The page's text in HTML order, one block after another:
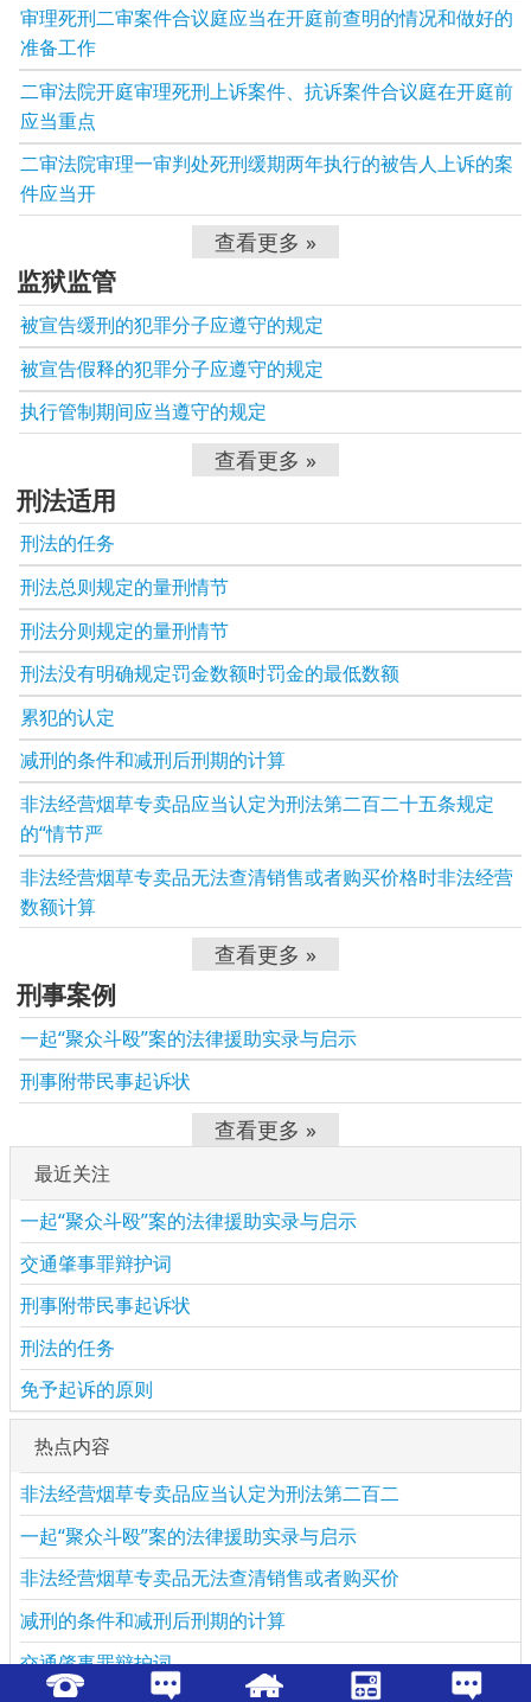
审理死刑二审案件合议庭应当在开庭前查明的情况和做好的
准备工作
二审法院开庭审理死刑上诉案件、抗诉案件合议庭在开庭前
应当重点
二审法院审理一审判处死刑缓期两年执行的被告人上诉的案
件应当开
查看更多 »
监狱监管
被宣告缓刑的犯罪分子应遵守的规定
被宣告假释的犯罪分子应遵守的规定
执行管制期间应当遵守的规定
查看更多 »
刑法适用
刑法的任务
刑法总则规定的量刑情节
刑法分则规定的量刑情节
刑法没有明确规定罚金数额时罚金的最低数额
累犯的认定
减刑的条件和减刑后刑期的计算
非法经营烟草专卖品应当认定为刑法第二百二十五条规定
的“情节严
非法经营烟草专卖品无法查清销售或者购买价格时非法经营
数额计算
查看更多 »
刑事案例
一起“聚众斗殴”案的法律援助实录与启示
刑事附带民事起诉状
查看更多 »
最近关注
一起“聚众斗殴”案的法律援助实录与启示
交通肇事罪辩护词
刑事附带民事起诉状
刑法的任务
免予起诉的原则
热点内容
非法经营烟草专卖品应当认定为刑法第二百二
一起“聚众斗殴”案的法律援助实录与启示
非法经营烟草专卖品无法查清销售或者购买价
减刑的条件和减刑后刑期的计算
交通肇事罪辩护词